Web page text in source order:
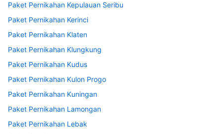
Paket Pernikahan Kepulauan Seribu
Paket Pernikahan Kerinci
Paket Pernikahan Klaten
Paket Pernikahan Klungkung
Paket Pernikahan Kudus
Paket Pernikahan Kulon Progo
Paket Pernikahan Kuningan
Paket Pernikahan Lamongan
Paket Pernikahan Lebak